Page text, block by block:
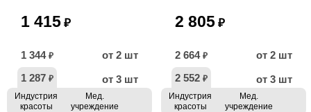
1 415 ₽
1 344 ₽
от 2 шт
1 287 ₽ от 3 шт
Индустрия
красоты
Мед.
учреждение
2 805 ₽
2 664 ₽
от 2 шт
2 552 ₽ от 3 шт
Индустрия
красоты
Мед.
учреждение